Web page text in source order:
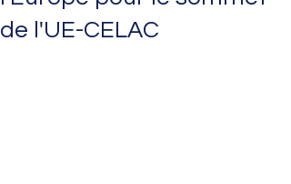
de l'UE-CELAC